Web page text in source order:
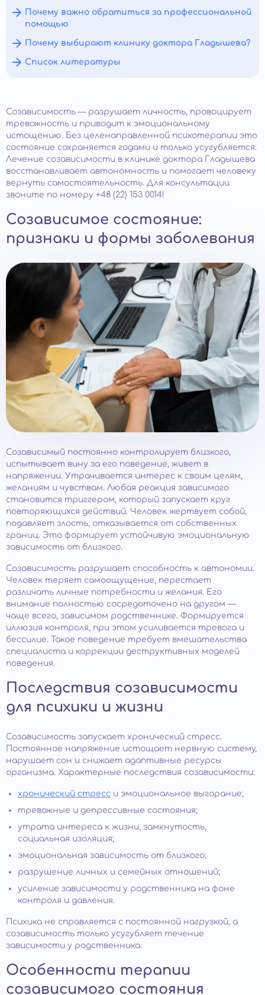
Почему важно обратиться за профессиональной
помощью
Почему выбирают клинику доктора Гладышева?
Список литературы
Созависимость — разрушает личность, провоцирует
тревожность и приводит к эмоциональному
истощению. Без целенаправленной психотерапии это
состояние сохраняется годами и только усугубляется.
Лечение созависимости в клинике доктора Гладышева
восстанавливает автономность и помогает человеку
вернуть самостоятельность. Для консультации
звоните по номеру +48 (22) 153 0014!
Созависимое состояние:
признаки и формы заболевания
Созависимый постоянно контролирует близкого,
испытывает вину за его поведение, живет в
напряжении. Утрачивается интерес к своим целям,
желаниям и чувствам. Любая реакция зависимого
становится триггером, который запускает круг
повторяющихся действий. Человек жертвует собой,
подавляет злость, отказывается от собственных
границ. Это формирует устойчивую эмоциональную
зависимость от близкого.
Созависимость разрушает способность к автономии.
Человек теряет самоощущение, перестает
различать личные потребности и желания. Его
внимание полностью сосредоточено на другом —
чаще всего, зависимом родственнике. Формируется
иллюзия контроля, при этом усиливается тревога и
бессилие. Такое поведение требует вмешательства
специалиста и коррекции деструктивных моделей
поведения.
Последствия созависимости
для психики и жизни
Созависимость запускает хронический стресс.
Постоянное напряжение истощает нервную систему,
нарушает сон и снижает адаптивные ресурсы
организма. Характерные последствия созависимости:
хронический стресс и эмоциональное выгорание;
тревожные и депрессивные состояния;
утрата интереса к жизни, замкнутость,
социальная изоляция;
эмоциональная зависимость от близкого;
разрушение личных и семейных отношений;
усиление зависимости у родственника на фоне
контроля и давления.
Психика не справляется с постоянной нагрузкой, а
созависимость только усугубляет течение
зависимости у родственника.
Особенности терапии
созависимого состояния